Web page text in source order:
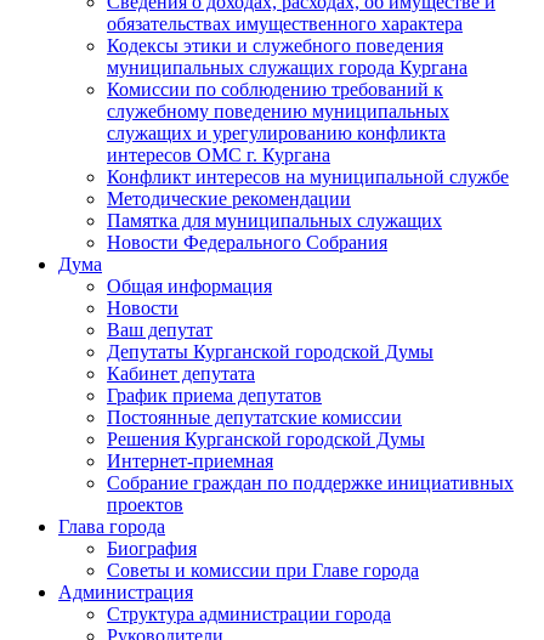
обязательствах имущественного характера
Кодексы этики и служебного поведения
муниципальных служащих города Кургана
Комиссии по соблюдению требований к
служебному поведению муниципальных
служащих и урегулированию конфликта
интересов ОМС г. Кургана
Конфликт интересов на муниципальной службе
Методические рекомендации
Памятка для муниципальных служащих
Новости Федерального Cобрания
Дума
Общая информация
Новости
Ваш депутат
Депутаты Курганской городской Думы
Кабинет депутата
График приема депутатов
Постоянные депутатские комиссии
Решения Курганской городской Думы
Интернет-приемная
Собрание граждан по поддержке инициативных
проектов
Глава города
Биография
Советы и комиссии при Главе города
Администрация
Структура администрации города
Руководители